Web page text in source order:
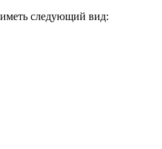
иметь следующий вид: